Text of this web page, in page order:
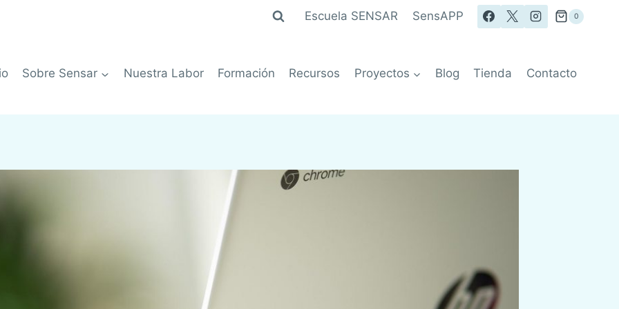
Escuela SENSAR SensAPP 0
Sobre Sensar Nuestra Labor Formación Recursos Proyectos Blog Tienda Contacto